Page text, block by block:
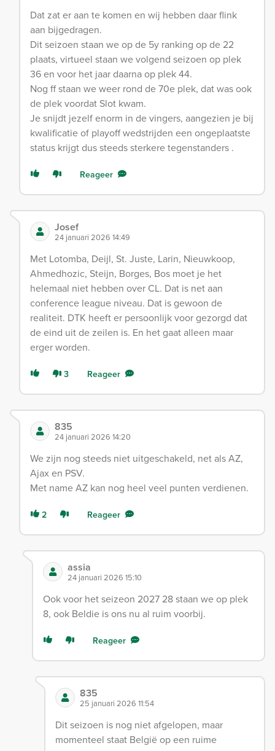
Dat zat er aan te komen en wij hebben daar flink
aan bijgedragen.
Dit seizoen staan we op de 5y ranking op de 22
plaats, virtueel staan we volgend seizoen op plek
36 en voor het jaar daarna op plek 44.
Nog ff staan we weer rond de 70e plek, dat was ook
de plek voordat Slot kwam.
Je snijdt jezelf enorm in de vingers, aangezien je bij
kwalificatie of playoff wedstrijden een ongeplaatste
status krijgt dus steeds sterkere tegenstanders .
Reageer
Josef
24 januari 2026 14:49
Met Lotomba, Deijl, St. Juste, Larin, Nieuwkoop,
Ahmedhozic, Steijn, Borges, Bos moet je het
helemaal niet hebben over CL. Dat is net aan
conference league niveau. Dat is gewoon de
realiteit. DTK heeft er persoonlijk voor gezorgd dat
de eind uit de zeilen is. En het gaat alleen maar
erger worden.
3 Reageer
835
24 januari 2026 14:20
We zijn nog steeds niet uitgeschakeld, net als AZ,
Ajax en PSV.
Met name AZ kan nog heel veel punten verdienen.
2 Reageer
assia
24 januari 2026 15:10
Ook voor het seizeon 2027 28 staan we op plek
8, ook Beldie is ons nu al ruim voorbij.
Reageer
835
25 januari 2026 11:54
Dit seizoen is nog niet afgelopen, maar
momenteel staat België op een ruime